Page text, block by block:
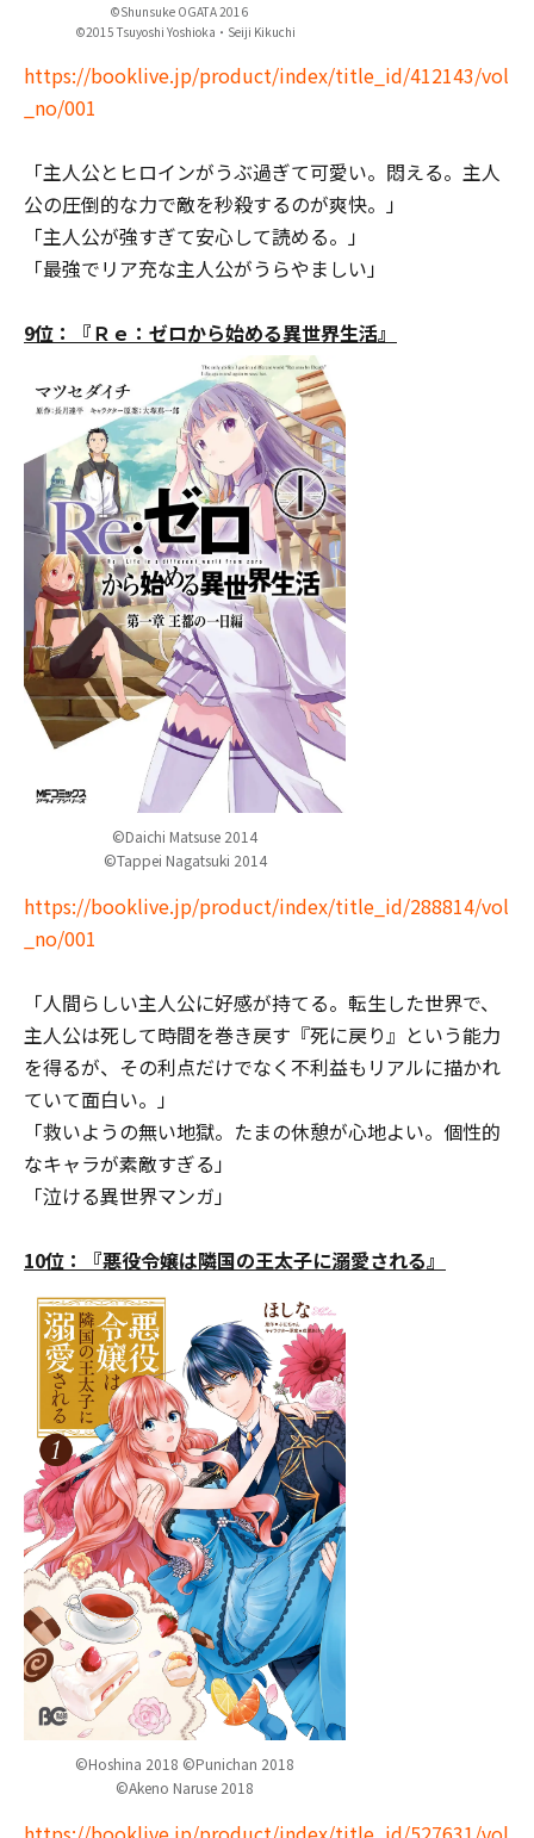
©Shunsuke OGATA 2016
©2015 Tsuyoshi Yoshioka・Seiji Kikuchi
https://booklive.jp/product/index/title_id/412143/vol
_no/001
「主人公とヒロインがうぶ過ぎて可愛い。悶える。主人
公の圧倒的な力で敵を秒殺するのが爽快。」
「主人公が強すぎて安心して読める。」
「最強でリア充な主人公がうらやましい」
9位：『Ｒｅ：ゼロから始める異世界生活』
©Daichi Matsuse 2014
©Tappei Nagatsuki 2014
https://booklive.jp/product/index/title_id/288814/vol
_no/001
「人間らしい主人公に好感が持てる。転生した世界で、
主人公は死して時間を巻き戻す『死に戻り』という能力
を得るが、その利点だけでなく不利益もリアルに描かれ
ていて面白い。」
「救いようの無い地獄。たまの休憩が心地よい。個性的
なキャラが素敵すぎる」
「泣ける異世界マンガ」
10位：『悪役令嬢は隣国の王太子に溺愛される』
©Hoshina 2018 ©Punichan 2018
©Akeno Naruse 2018